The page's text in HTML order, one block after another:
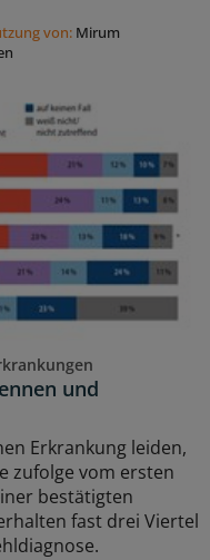
von: Mirum
und
Erkrankung leiden,
zufolge vom ersten
bestätigten
fast drei Viertel